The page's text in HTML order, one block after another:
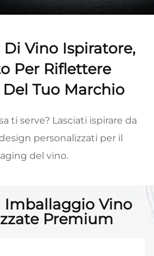
Vino Ispiratore,
Per Riflettere
Tuo Marchio
ti serve? Lasciati ispirare da
personalizzati per il
del vino.
Imballaggio Vino
Premium